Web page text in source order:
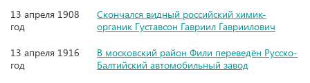
13 апреля 1908
год
Скончался видный российский химик-
органик Густавсон Гавриил Гавриилович
13 апреля 1916
год
В московский район Фили переведён Русско-
Балтийский автомобильный завод